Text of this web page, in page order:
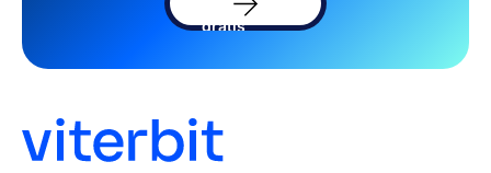
software
gratis